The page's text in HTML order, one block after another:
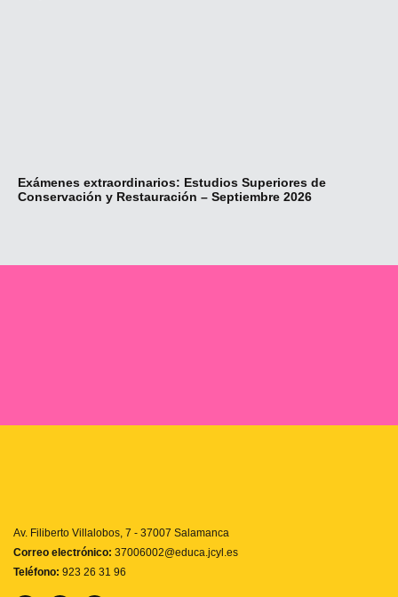
Exámenes extraordinarios: Estudios Superiores de
Conservación y Restauración – Septiembre 2026
Av. Filiberto Villalobos, 7 - 37007 Salamanca
Correo electrónico: 37006002@educa.jcyl.es
Teléfono: 923 26 31 96